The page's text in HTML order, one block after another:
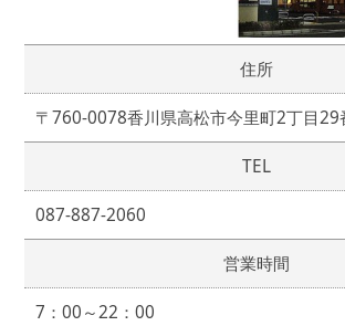
住所
〒760-0078香川県高松市今里町2丁目29
TEL
087-887-2060
営業時間
7：00～22：00